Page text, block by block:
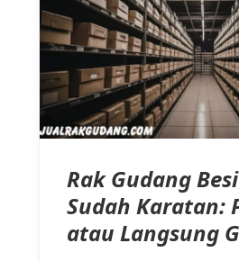
Rak Gudang
Sudah Karatan:
atau Langsung